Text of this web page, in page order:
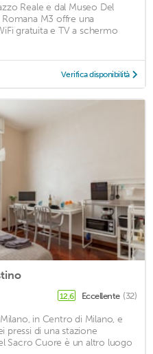
Reale e dal Museo Del
M3 offre una
gratuita e TV a schermo
Verifica disponibilità
12,6 Eccellente (32)
in Centro di Milano, e
pressi di una stazione
Sacro Cuore è un altro luogo